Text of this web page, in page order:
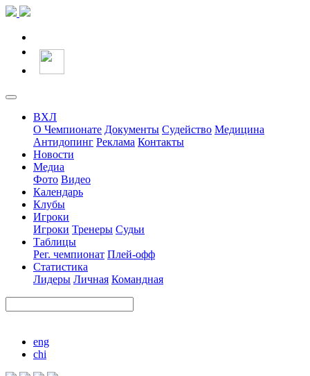
ВХЛ
О Чемпионате Документы Судейство Медицина
Антидопинг Реклама Контакты
Новости
Медиа
Фото Видео
Календарь
Клубы
Игроки
Игроки Тренеры Судьи
Таблицы
Рег. чемпионат Плей-офф
Статистика
Лидеры Личная Командная
eng
chi